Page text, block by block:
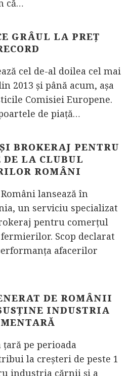
că…
GRÂUL LA PREȚ
cel de-al doilea cel mai
2013 și până acum, așa
Comisiei Europene.
de piață…
BROKERAJ PENTRU
DE LA CLUBUL
ROMÂNI
lansează în
un serviciu specializat
pentru comerţul
Scop declarat
afacerilor
DE ROMÂNII
INDUSTRIA
pe perioada
la creşteri de peste 1
industria cărnii şi a